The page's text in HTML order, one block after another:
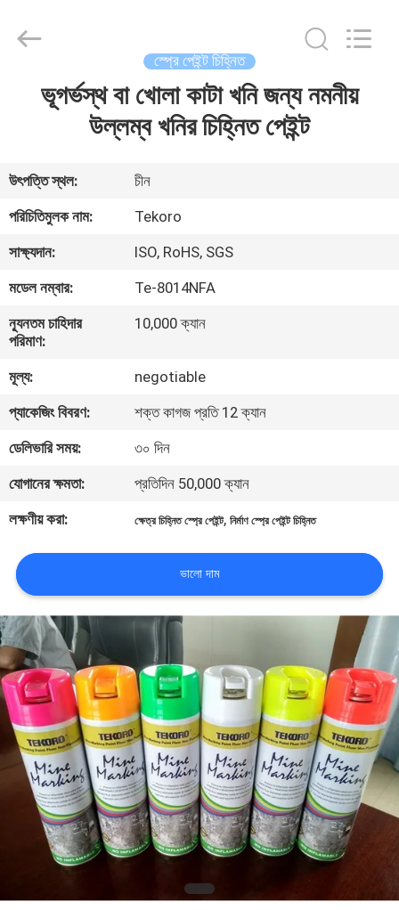
আমাদের
সম্পর্কে
কারখানা
পরিদর্শন
গুণমান
নিয়ন্ত্রণ
আমাদের
সাথে
করুন
খবর
একটি
উদ্ধৃতি
অনুরোধ
করুন
INDUSTRY
স্প্রে পেইন্ট চিহ্নিত
ভূগর্ভস্থ বা খোলা কাটা খনি জন্য নমনীয়
উল্লম্ব খনির চিহ্নিত পেইন্ট
উৎপত্তি স্থল:
চীন
পরিচিতিমুলক নাম:
Tekoro
সাক্ষ্যদান:
ISO, RoHS, SGS
মডেল নম্বার:
Te-8014NFA
ন্যূনতম চাহিদার
পরিমাণ:
10,000 ক্যান
মূল্য:
negotiable
প্যাকেজিং বিবরণ:
শক্ত কাগজ প্রতি 12 ক্যান
ডেলিভারি সময়:
৩০ দিন
যোগানের ক্ষমতা:
প্রতিদিন 50,000 ক্যান
লক্ষণীয় করা:
ক্ষেত্র চিহ্নিত স্প্রে পেইন্ট,নির্মাণ স্প্রে পেইন্ট চিহ্নিত
ভালো দাম